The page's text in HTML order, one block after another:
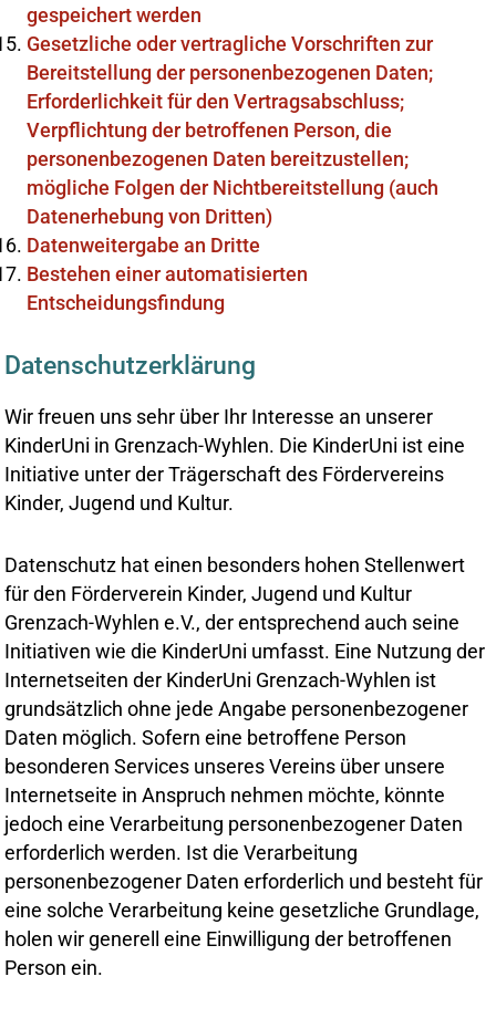
gespeichert werden
Gesetzliche oder vertragliche Vorschriften zur
Bereitstellung der personenbezogenen Daten;
Erforderlichkeit für den Vertragsabschluss;
Verpflichtung der betroffenen Person, die
personenbezogenen Daten bereitzustellen;
mögliche Folgen der Nichtbereitstellung (auch
Datenerhebung von Dritten)
Datenweitergabe an Dritte
Bestehen einer automatisierten
Entscheidungsfindung
Datenschutzerklärung
Wir freuen uns sehr über Ihr Interesse an unserer
KinderUni in Grenzach-Wyhlen. Die KinderUni ist eine
Initiative unter der Trägerschaft des Fördervereins
Kinder, Jugend und Kultur.
Datenschutz hat einen besonders hohen Stellenwert
für den Förderverein Kinder, Jugend und Kultur
Grenzach-Wyhlen e.V., der entsprechend auch seine
Initiativen wie die KinderUni umfasst. Eine Nutzung der
Internetseiten der KinderUni Grenzach-Wyhlen ist
grundsätzlich ohne jede Angabe personenbezogener
Daten möglich. Sofern eine betroffene Person
besonderen Services unseres Vereins über unsere
Internetseite in Anspruch nehmen möchte, könnte
jedoch eine Verarbeitung personenbezogener Daten
erforderlich werden. Ist die Verarbeitung
personenbezogener Daten erforderlich und besteht für
eine solche Verarbeitung keine gesetzliche Grundlage,
holen wir generell eine Einwilligung der betroffenen
Person ein.